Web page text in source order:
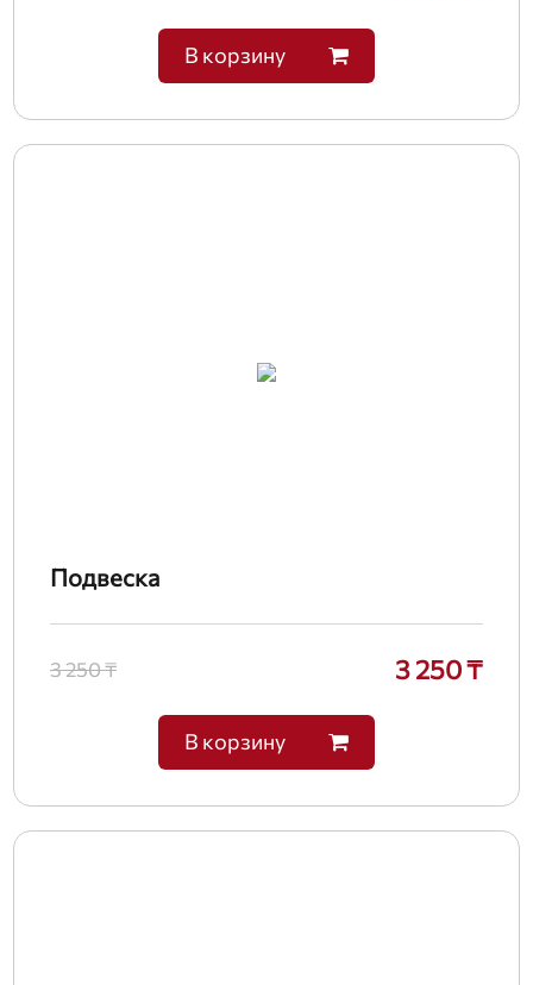
В корзину
Подвеска
3 250 ₸ 3 250 ₸
В корзину